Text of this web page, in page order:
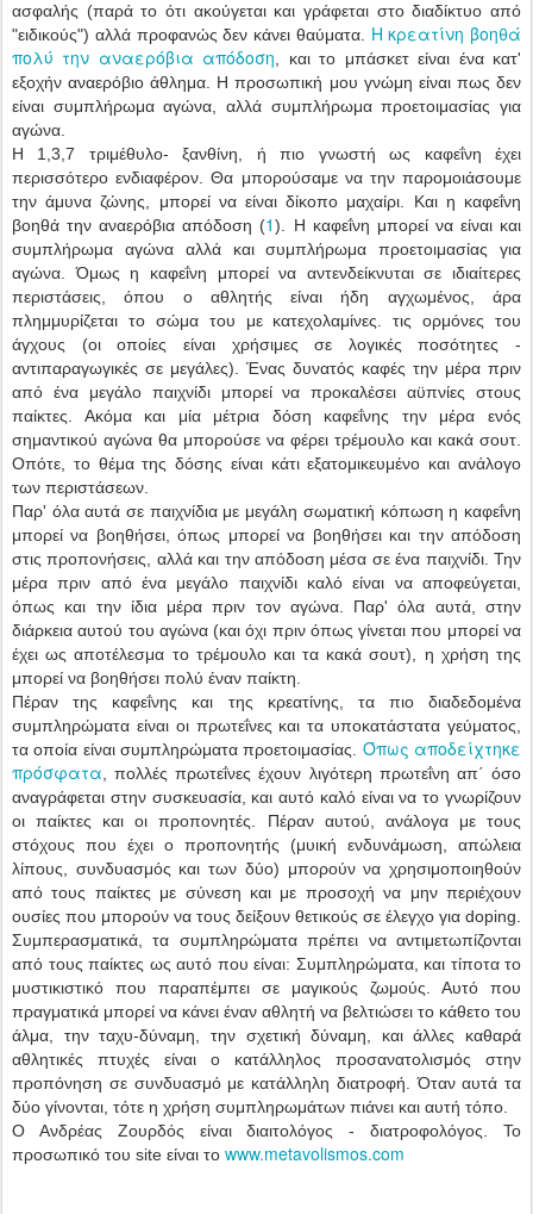
ασφαλής (παρά το ότι ακούγεται και γράφεται στο διαδίκτυο από
"ειδικούς") αλλά προφανώς δεν κάνει θαύματα. Η κρεατίνη βοηθά
πολύ την αναερόβια απόδοση , και το μπάσκετ είναι ένα κατ'
εξοχήν αναερόβιο άθλημα. Η προσωπική μου γνώμη είναι πως δεν
είναι συμπλήρωμα αγώνα, αλλά συμπλήρωμα προετοιμασίας για
αγώνα.
Η 1,3,7 τριμέθυλο- ξανθίνη, ή πιο γνωστή ως καφεΐνη έχει
περισσότερο ενδιαφέρον. Θα μπορούσαμε να την παρομοιάσουμε
την άμυνα ζώνης, μπορεί να είναι δίκοπο μαχαίρι. Και η καφεΐνη
βοηθά την αναερόβια απόδοση (1). Η καφεΐνη μπορεί να είναι και
συμπλήρωμα αγώνα αλλά και συμπλήρωμα προετοιμασίας για
αγώνα. Όμως η καφεΐνη μπορεί να αντενδείκνυται σε ιδιαίτερες
περιστάσεις, όπου ο αθλητής είναι ήδη αγχωμένος, άρα
πλημμυρίζεται το σώμα του με κατεχολαμίνες. τις ορμόνες του
άγχους (οι οποίες είναι χρήσιμες σε λογικές ποσότητες -
αντιπαραγωγικές σε μεγάλες). Ένας δυνατός καφές την μέρα πριν
από ένα μεγάλο παιχνίδι μπορεί να προκαλέσει αϋπνίες στους
παίκτες. Ακόμα και μία μέτρια δόση καφεΐνης την μέρα ενός
σημαντικού αγώνα θα μπορούσε να φέρει τρέμουλο και κακά σουτ.
Οπότε, το θέμα της δόσης είναι κάτι εξατομικευμένο και ανάλογο
των περιστάσεων.
Παρ' όλα αυτά σε παιχνίδια με μεγάλη σωματική κόπωση η καφεΐνη
μπορεί να βοηθήσει, όπως μπορεί να βοηθήσει και την απόδοση
στις προπονήσεις, αλλά και την απόδοση μέσα σε ένα παιχνίδι. Την
μέρα πριν από ένα μεγάλο παιχνίδι καλό είναι να αποφεύγεται,
όπως και την ίδια μέρα πριν τον αγώνα. Παρ' όλα αυτά, στην
διάρκεια αυτού του αγώνα (και όχι πριν όπως γίνεται που μπορεί να
έχει ως αποτέλεσμα το τρέμουλο και τα κακά σουτ), η χρήση της
μπορεί να βοηθήσει πολύ έναν παίκτη.
Πέραν της καφεΐνης και της κρεατίνης, τα πιο διαδεδομένα
συμπληρώματα είναι οι πρωτεΐνες και τα υποκατάστατα γεύματος,
τα οποία είναι συμπληρώματα προετοιμασίας. Όπως αποδείχτηκε
πρόσφατα , πολλές πρωτεΐνες έχουν λιγότερη πρωτεΐνη απ΄ όσο
αναγράφεται στην συσκευασία, και αυτό καλό είναι να το γνωρίζουν
οι παίκτες και οι προπονητές. Πέραν αυτού, ανάλογα με τους
στόχους που έχει ο προπονητής (μυική ενδυνάμωση, απώλεια
λίπους, συνδυασμός και των δύο) μπορούν να χρησιμοποιηθούν
από τους παίκτες με σύνεση και με προσοχή να μην περιέχουν
ουσίες που μπορούν να τους δείξουν θετικούς σε έλεγχο για doping.
Συμπερασματικά, τα συμπληρώματα πρέπει να αντιμετωπίζονται
από τους παίκτες ως αυτό που είναι: Συμπληρώματα, και τίποτα το
μυστικιστικό που παραπέμπει σε μαγικούς ζωμούς. Αυτό που
πραγματικά μπορεί να κάνει έναν αθλητή να βελτιώσει το κάθετο του
άλμα, την ταχυ-δύναμη, την σχετική δύναμη, και άλλες καθαρά
αθλητικές πτυχές είναι ο κατάλληλος προσανατολισμός στην
προπόνηση σε συνδυασμό με κατάλληλη διατροφή. Όταν αυτά τα
δύο γίνονται, τότε η χρήση συμπληρωμάτων πιάνει και αυτή τόπο.
Ο Ανδρέας Ζουρδός είναι διαιτολόγος - διατροφολόγος. Το
προσωπικό του site είναι το www.metavolismos.com